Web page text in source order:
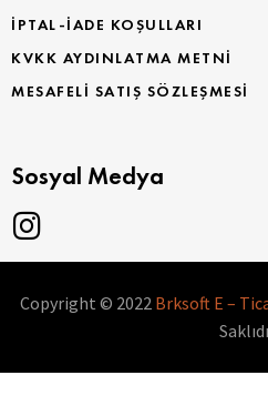
İPTAL-İADE KOŞULLARI
KVKK AYDINLATMA METNI
MESAFELI SATIŞ SÖZLEŞMESI
Sosyal Medya
Copyright © 2022 Brksoft E –